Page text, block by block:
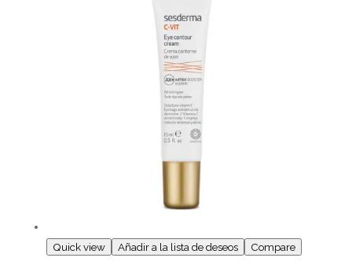
Quick view Añadir a la lista de deseos Compare